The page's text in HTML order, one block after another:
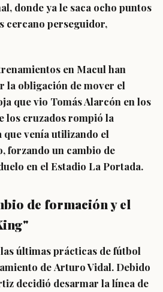
donde ya le saca ocho puntos
cercano perseguidor,
en Macul han
la obligación de mover el
que vio Tomás Alarcón en los
los cruzados rompió la
venía utilizando el
forzando un cambio de
en el Estadio La Portada.
de formación y el
últimas prácticas de fútbol
deArturo Vidal. Debido
decidió desarmar la línea de